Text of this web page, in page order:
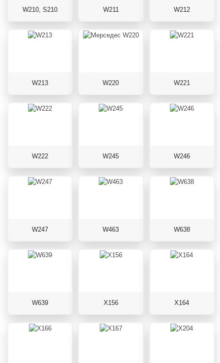
W210, S210 W211 W212
W213 W220 W221
W222 W245 W246
W247 W463 W638
W639 X156 X164